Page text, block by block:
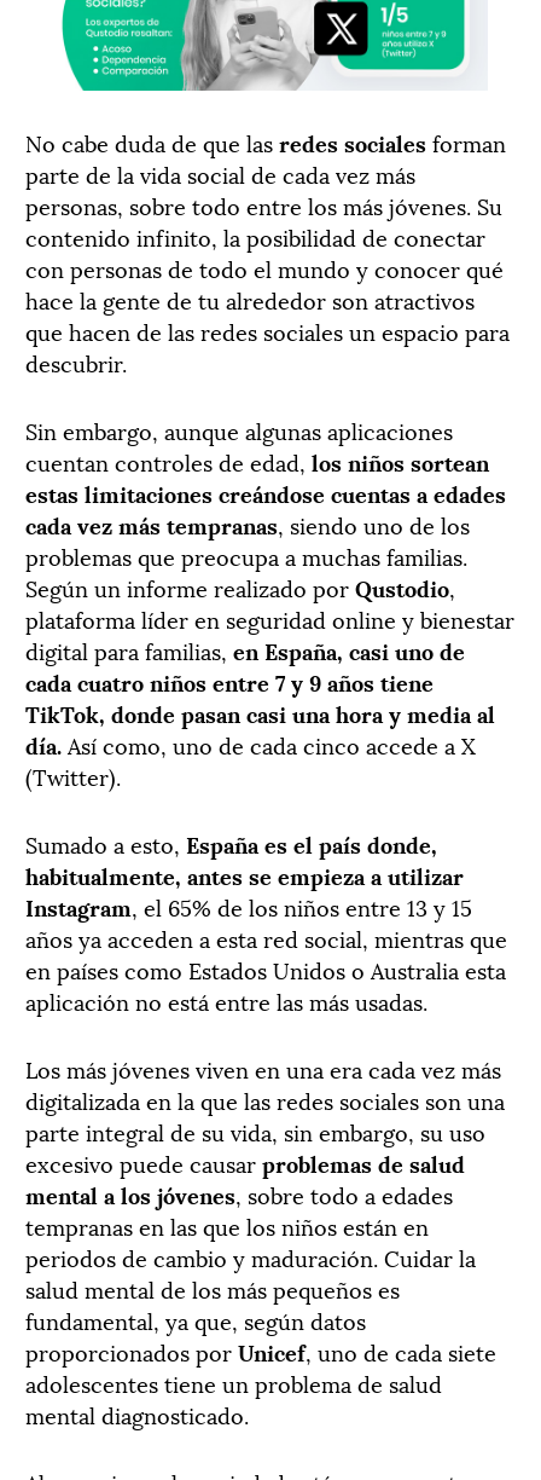
No cabe duda de que lasredes socialesforman
parte de la vida social de cada vez más
personas, sobre todo entre los más jóvenes. Su
contenido infinito, la posibilidad de conectar
con personas de todo el mundo y conocer qué
hace la gente de tu alrededor son atractivos
que hacen de las redes sociales un espacio para
descubrir.
Sin embargo, aunque algunas aplicaciones
cuentan controles de edad, los niños sortean
estas limitaciones creándose cuentas a edades
cada vez más tempranas, siendo uno de los
problemas que preocupa a muchas familias.
Según un informe realizado porQustodio,
plataforma líder en seguridad online y bienestar
digital para familias, en España, casi uno de
cada cuatro niños entre 7 y 9 años tiene
TikTok, donde pasan casi una hora y media al
día.Así como, uno de cada cinco accede a X
(Twitter).
Sumado a esto, España es el país donde,
habitualmente, antes se empieza a utilizar
Instagram, el 65% de los niños entre 13 y 15
años ya acceden a esta red social, mientras que
en países como Estados Unidos o Australia esta
aplicación no está entre las más usadas.
Los más jóvenes viven en una era cada vez más
digitalizada en la que las redes sociales son una
parte integral de su vida, sin embargo, su uso
excesivo puede causarproblemas de salud
mental a los jóvenes, sobre todo a edades
tempranas en las que los niños están en
periodos de cambio y maduración. Cuidar la
salud mental de los más pequeños es
fundamental, ya que, según datos
proporcionados porUnicef, uno de cada siete
adolescentes tiene un problema de salud
mental diagnosticado.